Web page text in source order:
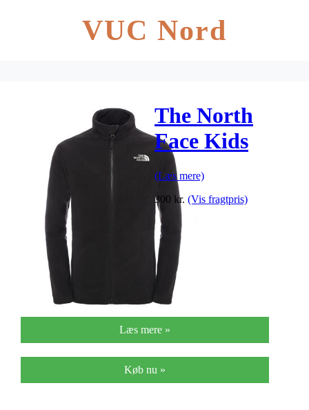
VUC Nord
The North
Face Kids
Snow Quest
Full Zip,
Black
(Læs mere)
300 kr. (Vis fragtpris)
Læs mere »
Køb nu »